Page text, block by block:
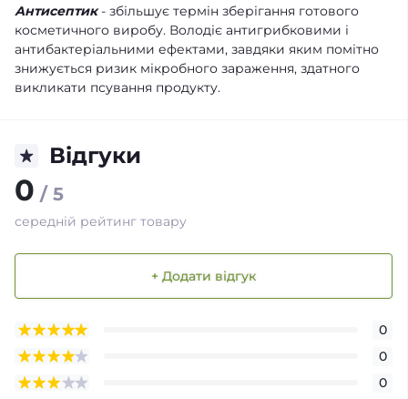
Антисептик- збільшує термін зберігання готового
косметичного виробу. Володіє антигрибковими і
антибактеріальними ефектами, завдяки яким помітно
знижується ризик мікробного зараження, здатного
викликати псування продукту.
Відгуки
0 / 5
середній рейтинг товару
+ Додати відгук
0
0
0